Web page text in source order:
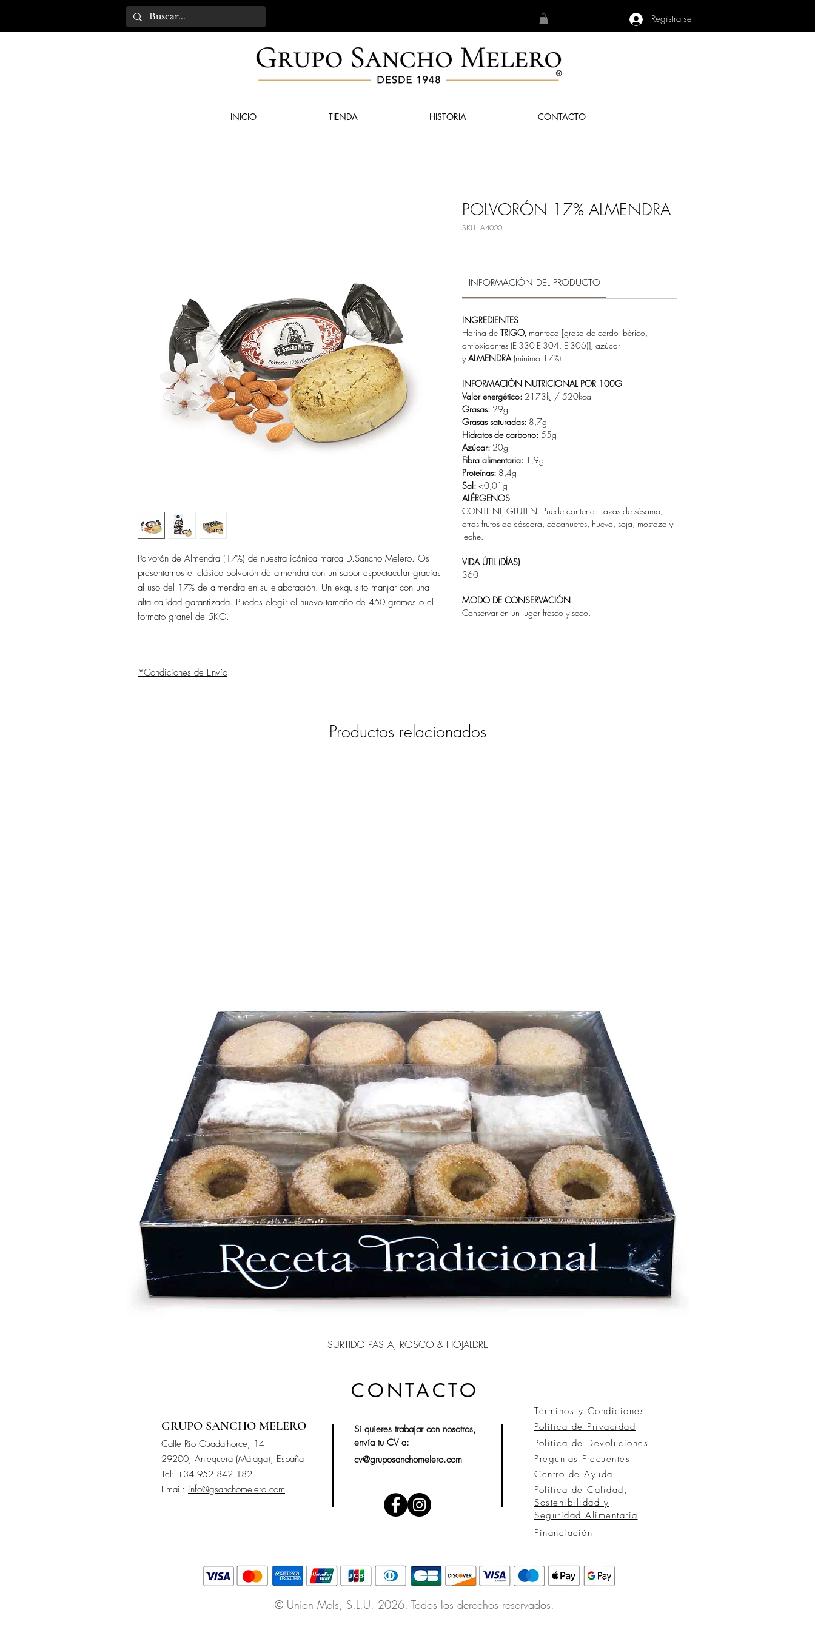
Registrarse
INICIO TIENDA HISTORIA CONTACTO
Polvorón de Almendra (17%) de nuestra icónica marca D.Sancho Melero. Os
presentamos el clásico polvorón de almendra con un sabor espectacular gracias
al uso del 17% de almendra en su elaboración. Un exquisito manjar con una
alta calidad garantizada. Puedes elegir el nuevo tamaño de 450 gramos o el
formato granel de 5KG.
POLVORÓN 17% ALMENDRA
SKU: A4000
INFORMACIÓN DEL PRODUCTO
INGREDIENTES
Harina de TRIGO, manteca [grasa de cerdo ibérico,
antioxidantes (E-330-E-304, E-306)], azúcar
yALMENDRA(mínimo 17%).
INFORMACIÓN NUTRICIONAL POR 100G
Valor energético: 2173kJ / 520kcal
Grasas: 29g
Grasas saturadas: 8,7g
Hidratos de carbono: 55g
Azúcar: 20g
Fibra alimentaria: 1,9g
Proteínas: 8,4g
Sal: <0,01g
ALÉRGENOS
CONTIENE GLUTEN. Puede contener trazas de sésamo,
otros frutos de cáscara, cacahuetes, huevo, soja, mostaza y
leche.
VIDA ÚTIL (DÍAS)
360
MODO DE CONSERVACIÓN
Conservar en un lugar fresco y seco.
*Condiciones de Envío
Productos relacionados
SURTIDO PASTA, ROSCO & HOJALDRE
CONTACTO
GRUPO SANCHO MELERO
Calle Río Guadalhorce, 14
29200, Antequera (Málaga), España
Tel: +34 952 842 182
Email: info@gsanchomelero.com
Términos y Condiciones
Política de Privacidad
Política de Devoluciones
Preguntas Frecuentes
Centro de Ayuda
Política de Calidad,
Sostenibilidad y
Seguridad Alimentaria
© Union Mels, S.L.U. 2026. Todos los derechos reservados.
Si quieres trabajar con nosotros,
envía tu CV a:
cv@gruposanchomelero.com
Financiación